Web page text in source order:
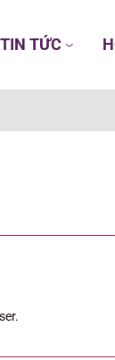
TIN TỨC